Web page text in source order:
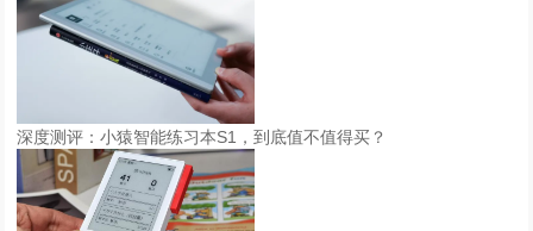
深度测评：小猿智能练习本S1，到底值不值得买？